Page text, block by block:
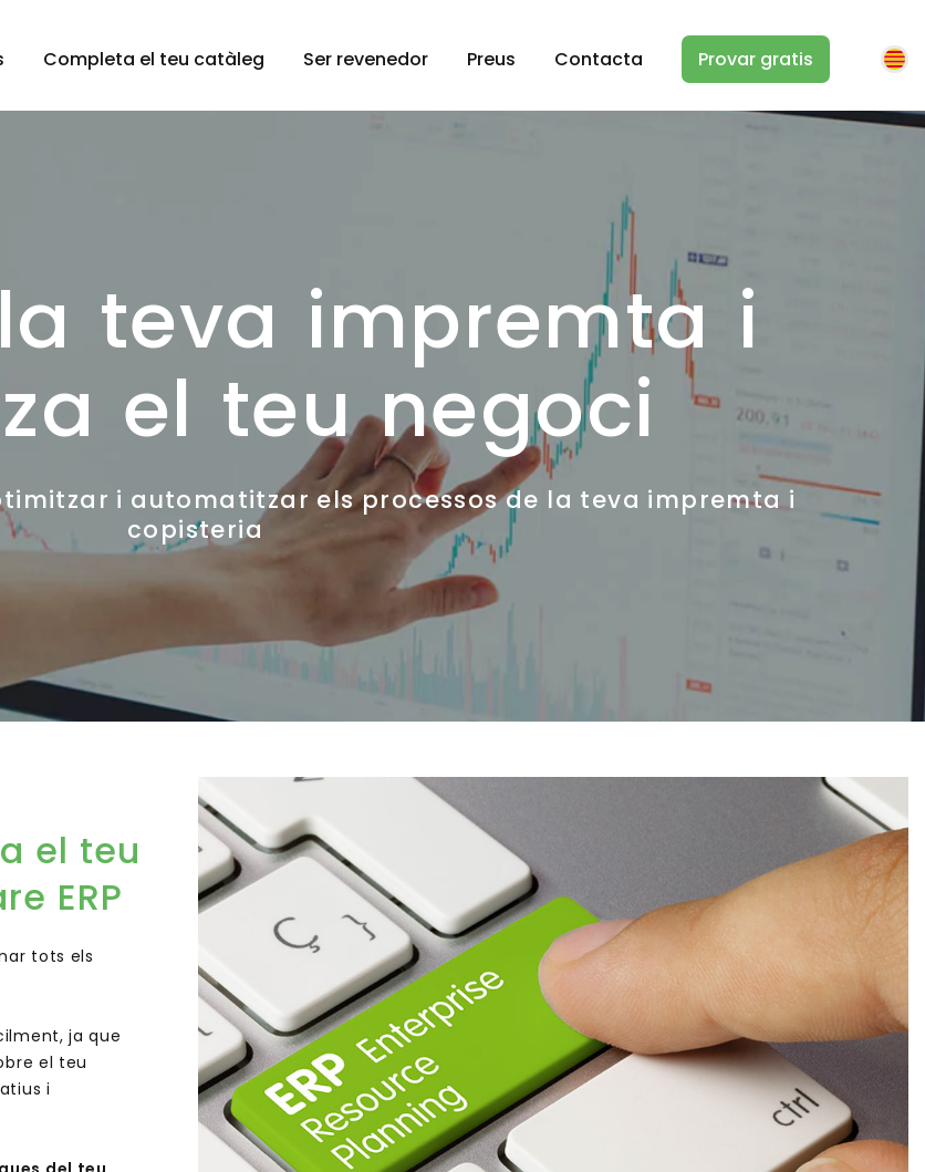
Completa el teu catàleg Ser revenedor Preus Contacta Provar gratis
teva impremta i
el teu negoci
i automatitzar els processos de la teva impremta i
copisteria
el teu
ERP
tots els
ja que
el teu
i